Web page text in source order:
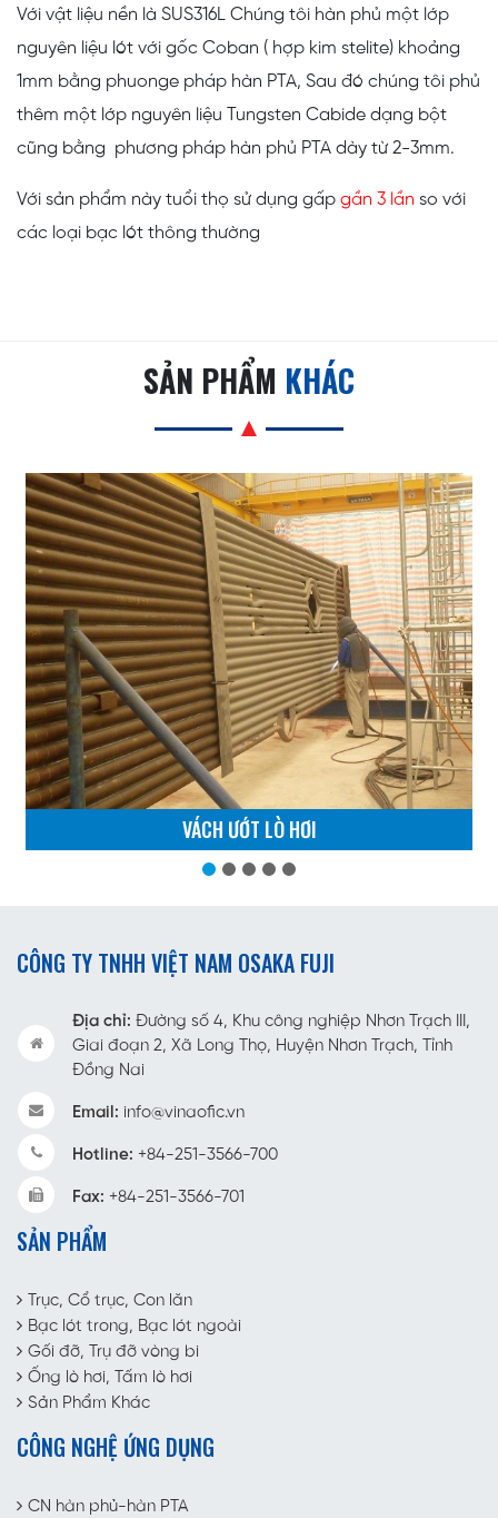
Với vật liệu nền là SUS316L Chúng tôi hàn phủ một lớp
nguyên liệu lót với gốc Coban ( hợp kim stelite) khoảng
1mm bằng phuonge pháp hàn PTA, Sau đó chúng tôi phủ
thêm một lớp nguyên liệu Tungsten Cabide dạng bột
cũng bằng phương pháp hàn phủ PTA dày từ 2-3mm.
Với sản phẩm này tuổi thọ sử dụng gấp gần 3 lần so với
các loại bạc lót thông thường
SẢN PHẨM KHÁC
VÁCH ƯỚT LÒ HƠI
CÔNG TY TNHH VIỆT NAM OSAKA FUJI
Địa chỉ: Đường số 4, Khu công nghiệp Nhơn Trạch III,
Giai đoạn 2, Xã Long Thọ, Huyện Nhơn Trạch, Tỉnh
Đồng Nai
Email: info@vinaofic.vn
Hotline: +84-251-3566-700
Fax: +84-251-3566-701
SẢN PHẨM
Trục, Cổ trục, Con lăn
Bạc lót trong, Bạc lót ngoài
Gối đỡ, Trụ đỡ vòng bi
Ống lò hơi, Tấm lò hơi
Sản Phẩm Khác
CÔNG NGHỆ ỨNG DỤNG
CN hàn phủ-hàn PTA